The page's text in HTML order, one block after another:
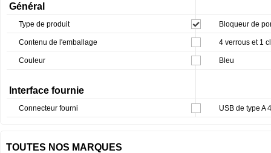
Général
Type de produit Bloqueur de
Contenu de l'emballage 4 verrous et 1
Couleur Bleu
Interface fournie
Connecteur fourni USB de type A
TOUTES NOS MARQUES